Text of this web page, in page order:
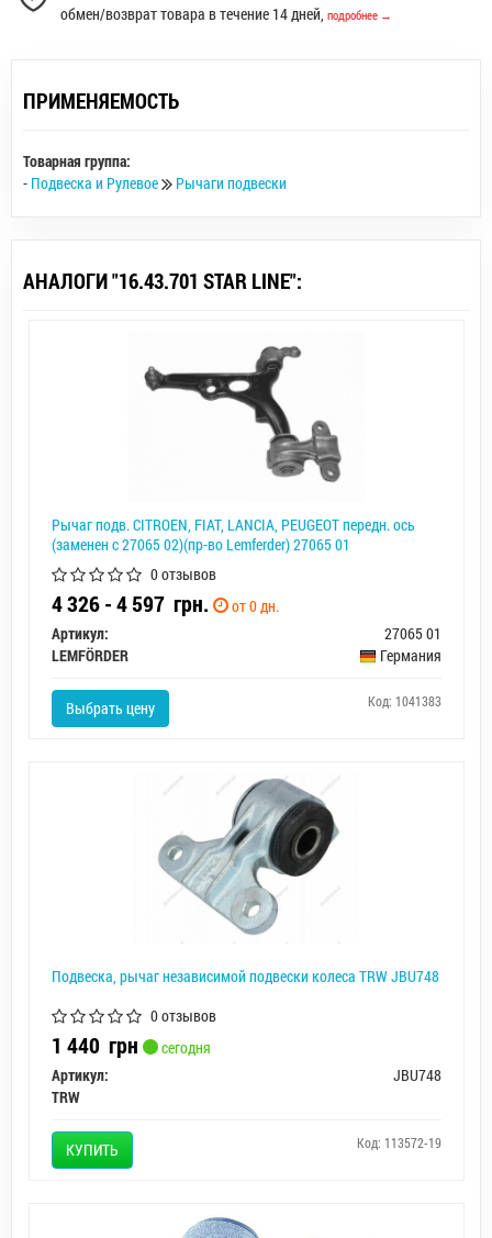
обмен/возврат товара в течение 14 дней, подробнее →
ПРИМЕНЯЕМОСТЬ
Товарная группа:
- Подвеска и Рулевое Рычаги подвески
АНАЛОГИ "16.43.701 STAR LINE":
Рычаг подв. CITROEN, FIAT, LANCIA, PEUGEOT передн. ось
(заменен с 27065 02)(пр-во Lemferder) 27065 01
0 отзывов
4 326 - 4 597 грн.
от 0 дн.
Артикул:
27065 01
LEMFÖRDER
Германия
Выбрать цену Код: 1041383
Подвеска, рычаг независимой подвески колеса TRW JBU748
0 отзывов
1 440 грн
сегодня
Артикул:
JBU748
TRW
КУПИТЬ Код: 113572-19